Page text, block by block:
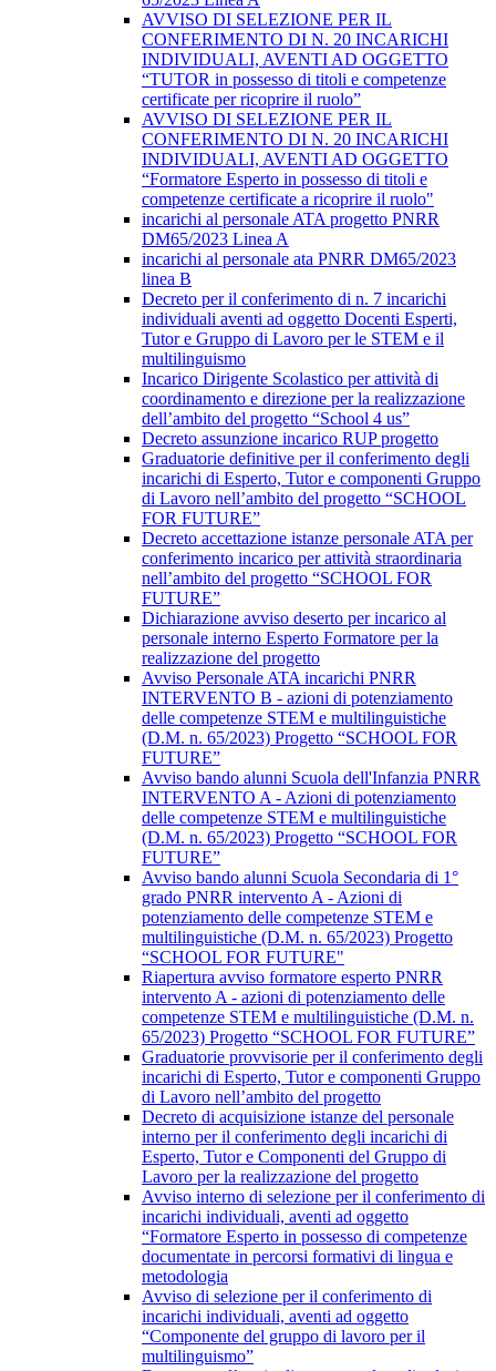
AVVISO DI SELEZIONE PER IL
CONFERIMENTO DI N. 20 INCARICHI
INDIVIDUALI, AVENTI AD OGGETTO
“TUTOR in possesso di titoli e competenze
certificate per ricoprire il ruolo”
AVVISO DI SELEZIONE PER IL
CONFERIMENTO DI N. 20 INCARICHI
INDIVIDUALI, AVENTI AD OGGETTO
“Formatore Esperto in possesso di titoli e
competenze certificate a ricoprire il ruolo"
incarichi al personale ATA progetto PNRR
DM65/2023 Linea A
incarichi al personale ata PNRR DM65/2023
linea B
Decreto per il conferimento di n. 7 incarichi
individuali aventi ad oggetto Docenti Esperti,
Tutor e Gruppo di Lavoro per le STEM e il
multilinguismo
Incarico Dirigente Scolastico per attività di
coordinamento e direzione per la realizzazione
dell’ambito del progetto “School 4 us”
Decreto assunzione incarico RUP progetto
Graduatorie definitive per il conferimento degli
incarichi di Esperto, Tutor e componenti Gruppo
di Lavoro nell’ambito del progetto “SCHOOL
FOR FUTURE”
Decreto accettazione istanze personale ATA per
conferimento incarico per attività straordinaria
nell’ambito del progetto “SCHOOL FOR
FUTURE”
Dichiarazione avviso deserto per incarico al
personale interno Esperto Formatore per la
realizzazione del progetto
Avviso Personale ATA incarichi PNRR
INTERVENTO B - azioni di potenziamento
delle competenze STEM e multilinguistiche
(D.M. n. 65/2023) Progetto “SCHOOL FOR
FUTURE”
Avviso bando alunni Scuola dell'Infanzia PNRR
INTERVENTO A - Azioni di potenziamento
delle competenze STEM e multilinguistiche
(D.M. n. 65/2023) Progetto “SCHOOL FOR
FUTURE”
Avviso bando alunni Scuola Secondaria di 1°
grado PNRR intervento A - Azioni di
potenziamento delle competenze STEM e
multilinguistiche (D.M. n. 65/2023) Progetto
“SCHOOL FOR FUTURE"
Riapertura avviso formatore esperto PNRR
intervento A - azioni di potenziamento delle
competenze STEM e multilinguistiche (D.M. n.
65/2023) Progetto “SCHOOL FOR FUTURE”
Graduatorie provvisorie per il conferimento degli
incarichi di Esperto, Tutor e componenti Gruppo
di Lavoro nell’ambito del progetto
Decreto di acquisizione istanze del personale
interno per il conferimento degli incarichi di
Esperto, Tutor e Componenti del Gruppo di
Lavoro per la realizzazione del progetto
Avviso interno di selezione per il conferimento di
incarichi individuali, aventi ad oggetto
“Formatore Esperto in possesso di competenze
documentate in percorsi formativi di lingua e
metodologia
Avviso di selezione per il conferimento di
incarichi individuali, aventi ad oggetto
“Componente del gruppo di lavoro per il
multilinguismo”